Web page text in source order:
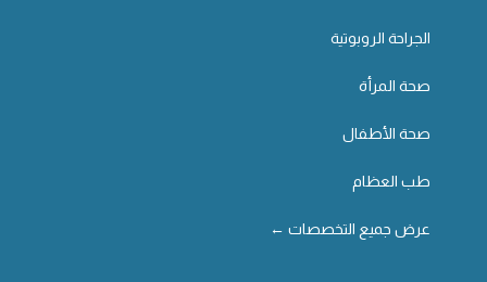
الجراحة الروبوتية
صحة المرأة
صحة الأطفال
طب العظام
عرض جميع التخصصات ←